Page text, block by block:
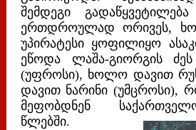
შემდეგი
ერთდროულად ორივეს,
უპირატესი ყოფილიყო
ეწოდა ლაშა-გიორგის
(უფროსი), ხოლო დავით
დავით ნარინი (უმცროსი),
მეფობდნენ
წლებში.